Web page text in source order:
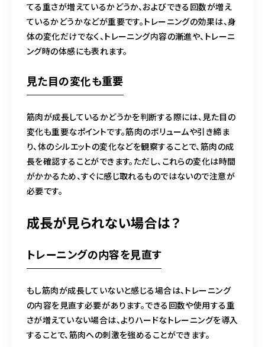
てる重さが増えているかどうか、およびできる回数が増え
ているかどうかなどが重要です。トレーニングの効果は、身
体の変化だけでなく、トレーニング内容の漸進や、トレーニ
ング時の体感にも表れます。
見た目の変化も重要
筋肉が成長しているかどうかを判断する際には、見た目の
変化も重要なポイントです。筋肉のボリュームや引き締ま
り、体のシルエットの変化などを観察することで、筋肉の成
長を確認することができます。ただし、これらの変化は時間
がかかるため、すぐに感じ取れるものではないので注意が
必要です。
成長が見られない場合は？
トレーニングの内容を見直す
もし筋肉が成長していないと感じる場合は、トレーニング
の内容を見直す必要があります。できる回数や使用する重
さが増えていない場合は、よりハードなトレーニングを導入
することで、筋肉への刺激を強めることができます。